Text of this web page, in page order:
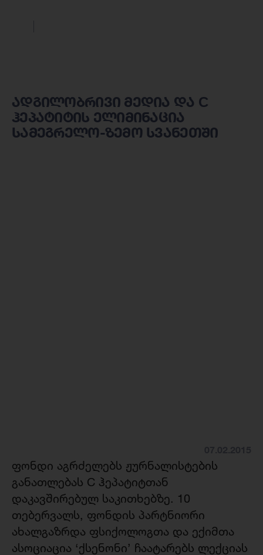
ადგილობრივი მედია და С
ჰეპატიტის ელიმინაცია
სამეგრელო-ზემო სვანეთში
ფონდი აგრძელებს ჟურნალისტების
განათლებას C ჰეპატიტთან
დაკავშირებულ საკითხებზე. 10
თებერვალს, ფონდის პარტნიორი
ახალგაზრდა ფსიქოლოგთა და ექიმთა
ასოციაცია ‘ქსენონი’ ჩაატარებს ლექციას